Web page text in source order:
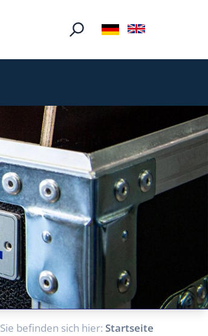
Sie befinden sich hier: Startseite